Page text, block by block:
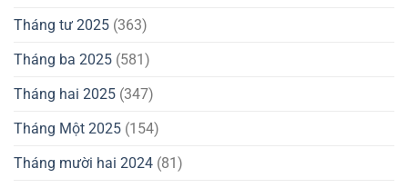
Tháng tư 2025 (363)
Tháng ba 2025 (581)
Tháng hai 2025 (347)
Tháng Một 2025 (154)
Tháng mười hai 2024 (81)